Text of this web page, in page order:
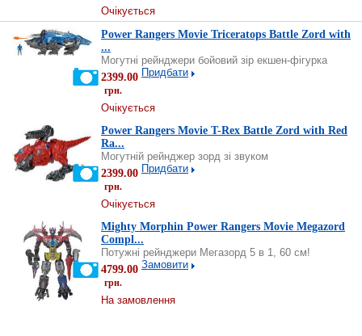
Очікується
Power Rangers Movie Triceratops Battle Zord with
...
Могутні рейнджери бойовий зір екшен-фігурка
2399.00
грн.
Придбати
Очікується
Power Rangers Movie T-Rex Battle Zord with Red
Ra...
Могутній рейнджер зорд зі звуком
2399.00
грн.
Придбати
Очікується
Mighty Morphin Power Rangers Movie Megazord
Compl...
Потужні рейнджери Мегазорд 5 в 1, 60 см!
4799.00
грн.
Замовити
На замовлення